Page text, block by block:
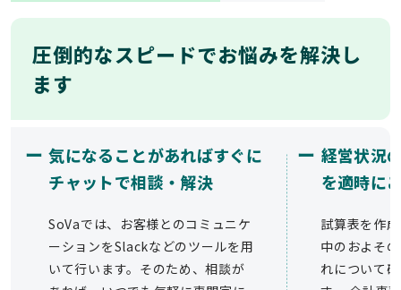
圧倒的なスピードでお悩みを解決し
ます
ー 気になることがあればすぐに
チャットで相談・解決
SoVaでは、お客様とのコミュニケ
ーションをSlackなどのツールを用
いて行います。そのため、相談が
ー 経営状況
を適時に
試算表を作
中のおよそ
れについて